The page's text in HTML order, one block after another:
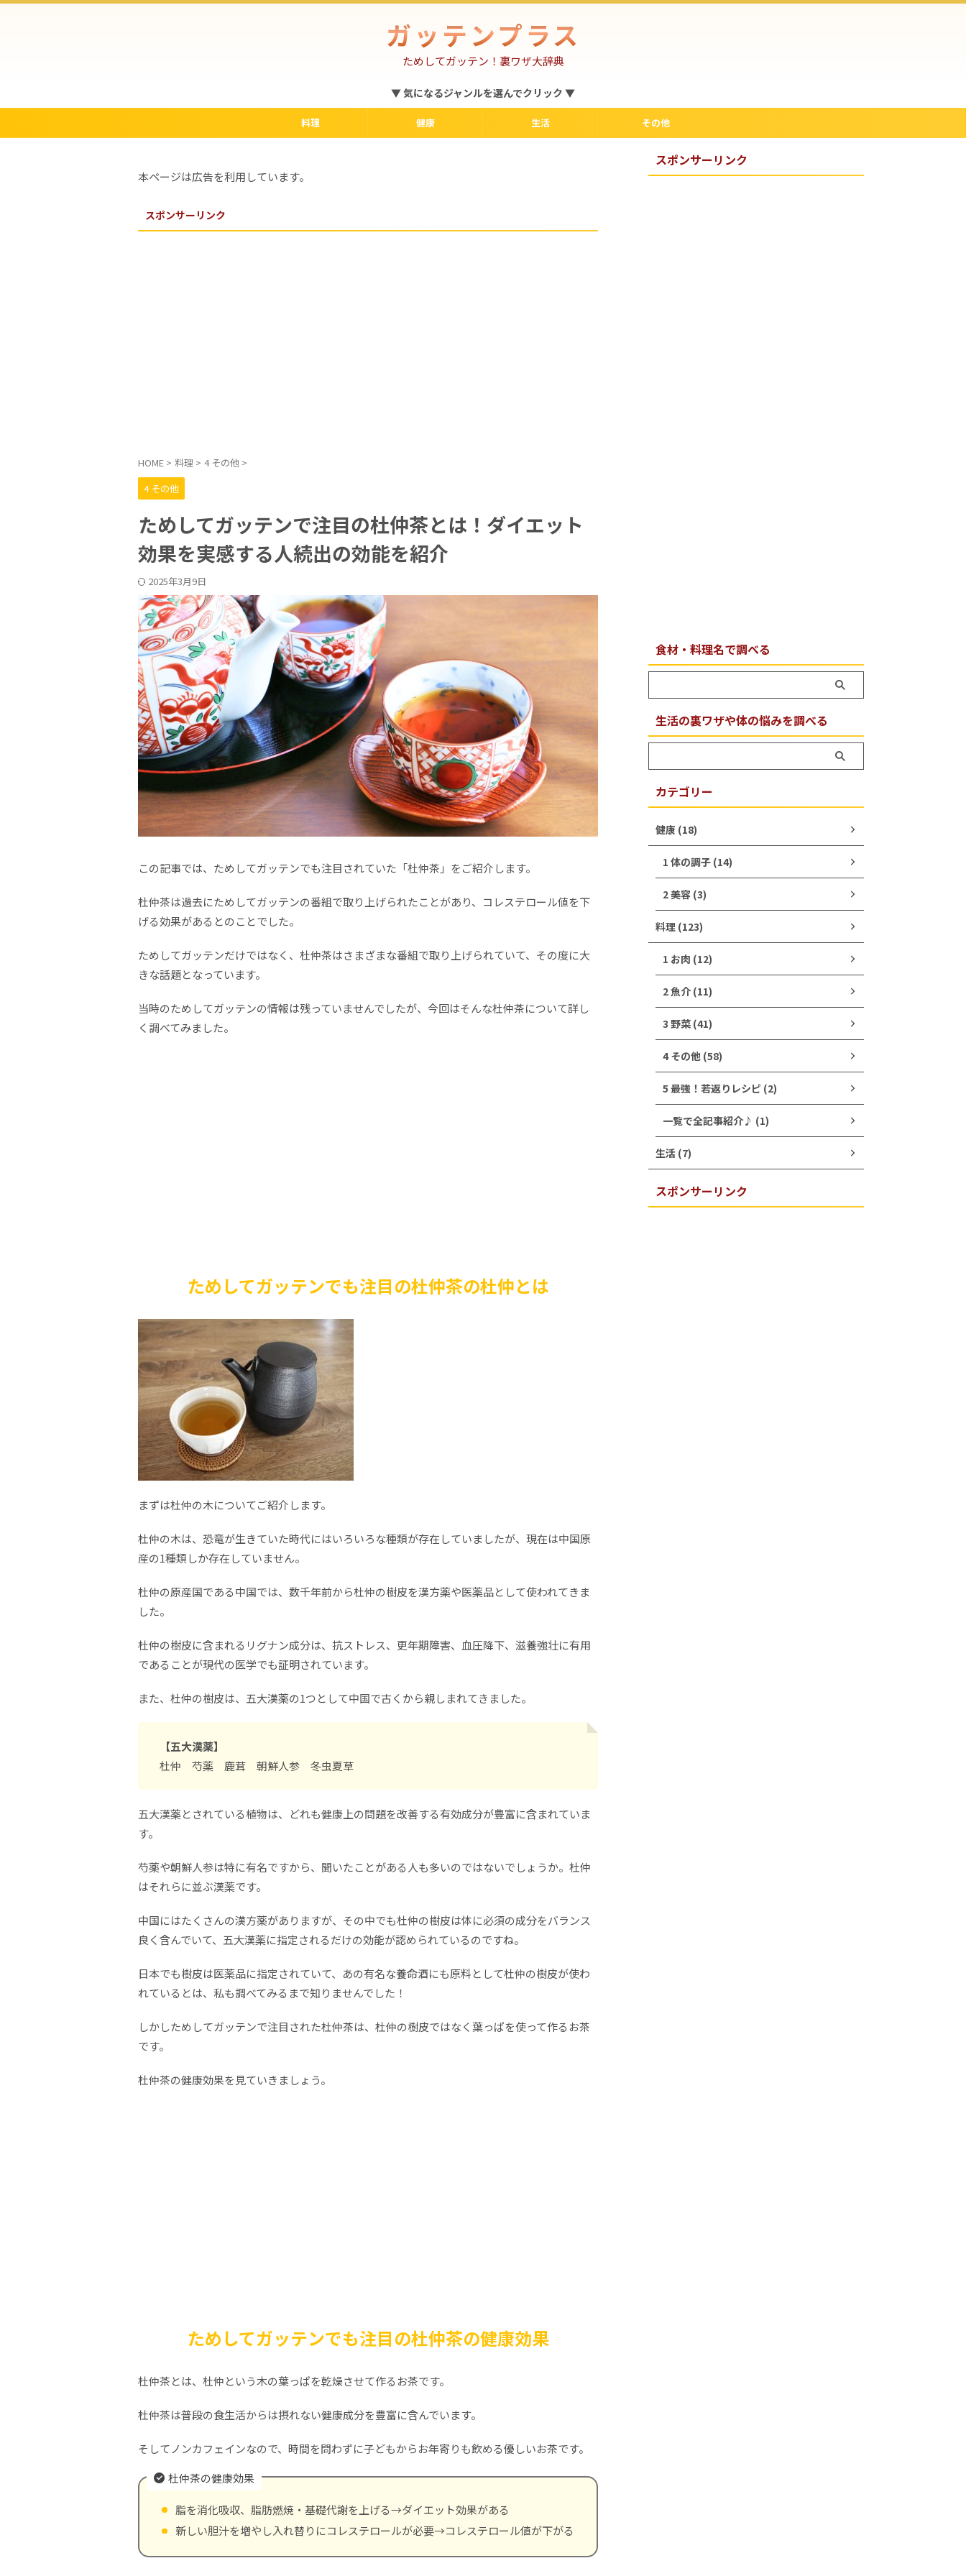
ガッテンプラス
ためしてガッテン！裏ワザ大辞典
▼ 気になるジャンルを選んでクリック ▼
料理 健康 生活 その他
本ページは広告を利用しています。
スポンサーリンク
HOME > 料理 > 4 その他 >
4 その他
ためしてガッテンで注目の杜仲茶とは！ダイエット
効果を実感する人続出の効能を紹介
2025年3月9日
この記事では、ためしてガッテンでも注目されていた「杜仲茶」をご紹介します。
杜仲茶は過去にためしてガッテンの番組で取り上げられたことがあり、コレステロール値を下
げる効果があるとのことでした。
ためしてガッテンだけではなく、杜仲茶はさまざまな番組で取り上げられていて、その度に大
きな話題となっています。
当時のためしてガッテンの情報は残っていませんでしたが、今回はそんな杜仲茶について詳し
く調べてみました。
ためしてガッテンでも注目の杜仲茶の杜仲とは
まずは杜仲の木についてご紹介します。
杜仲の木は、恐竜が生きていた時代にはいろいろな種類が存在していましたが、現在は中国原
産の1種類しか存在していません。
杜仲の原産国である中国では、数千年前から杜仲の樹皮を漢方薬や医薬品として使われてきま
した。
杜仲の樹皮に含まれるリグナン成分は、抗ストレス、更年期障害、血圧降下、滋養強壮に有用
であることが現代の医学でも証明されています。
また、杜仲の樹皮は、五大漢薬の1つとして中国で古くから親しまれてきました。
【五大漢薬】
杜仲 芍薬 鹿茸 朝鮮人参 冬虫夏草
五大漢薬とされている植物は、どれも健康上の問題を改善する有効成分が豊富に含まれていま
す。
芍薬や朝鮮人参は特に有名ですから、聞いたことがある人も多いのではないでしょうか。杜仲
はそれらに並ぶ漢薬です。
中国にはたくさんの漢方薬がありますが、その中でも杜仲の樹皮は体に必須の成分をバランス
良く含んでいて、五大漢薬に指定されるだけの効能が認められているのですね。
日本でも樹皮は医薬品に指定されていて、あの有名な養命酒にも原料として杜仲の樹皮が使わ
れているとは、私も調べてみるまで知りませんでした！
しかしためしてガッテンで注目された杜仲茶は、杜仲の樹皮ではなく葉っぱを使って作るお茶
です。
杜仲茶の健康効果を見ていきましょう。
ためしてガッテンでも注目の杜仲茶の健康効果
杜仲茶とは、杜仲という木の葉っぱを乾燥させて作るお茶です。
杜仲茶は普段の食生活からは摂れない健康成分を豊富に含んでいます。
そしてノンカフェインなので、時間を問わずに子どもからお年寄りも飲める優しいお茶です。
杜仲茶の健康効果
脂を消化吸収、脂肪燃焼・基礎代謝を上げる→ダイエット効果がある
新しい胆汁を増やし入れ替りにコレステロールが必要→コレステロール値が下がる
スポンサーリンク
食材・料理名で調べる
生活の裏ワザや体の悩みを調べる
カテゴリー
健康 (18)
1 体の調子 (14)
2 美容 (3)
料理 (123)
1 お肉 (12)
2 魚介 (11)
3 野菜 (41)
4 その他 (58)
5 最強！若返りレシピ (2)
一覧で全記事紹介♪ (1)
生活 (7)
スポンサーリンク